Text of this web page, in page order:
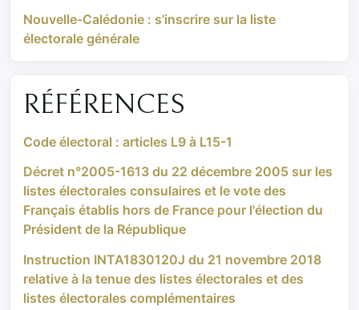
Nouvelle-Calédonie : s'inscrire sur la liste
électorale générale
RÉFÉRENCES
Code électoral : articles L9 à L15-1
Décret n°2005-1613 du 22 décembre 2005 sur les
listes électorales consulaires et le vote des
Français établis hors de France pour l'élection du
Président de la République
Instruction INTA1830120J du 21 novembre 2018
relative à la tenue des listes électorales et des
listes électorales complémentaires